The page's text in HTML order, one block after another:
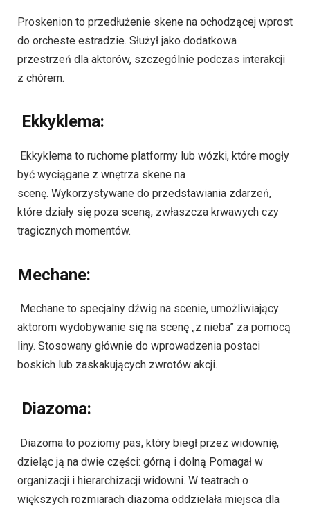
Proskenion to przedłużenie skene na ochodzącej wprost
do orcheste estradzie. Służył jako dodatkowa
przestrzeń dla aktorów, szczególnie podczas interakcji
z chórem.
Ekkyklema:
Ekkyklema to ruchome platformy lub wózki, które mogły
być wyciągane z wnętrza skene na
scenę. Wykorzystywane do przedstawiania zdarzeń,
które działy się poza sceną, zwłaszcza krwawych czy
tragicznych momentów.
Mechane:
Mechane to specjalny dźwig na scenie, umożliwiający
aktorom wydobywanie się na scenę „z nieba” za pomocą
liny. Stosowany głównie do wprowadzenia postaci
boskich lub zaskakujących zwrotów akcji.
Diazoma:
Diazoma to poziomy pas, który biegł przez widownię,
dzieląc ją na dwie części: górną i dolną Pomagał w
organizacji i hierarchizacji widowni. W teatrach o
większych rozmiarach diazoma oddzielała miejsca dla